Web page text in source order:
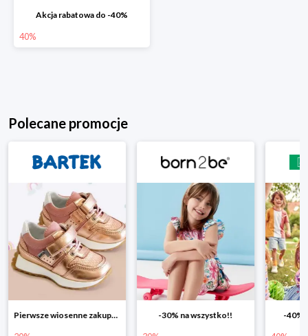
Akcja rabatowa do -40%
40%
Polecane promocje
Pierwsze wiosenne zakupy -20% -30% na wszystko!! -40%